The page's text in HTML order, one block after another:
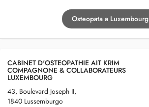
Osteopata a Luxembourg
CABINET D'OSTEOPATHIE AIT KRIM
COMPAGNONE & COLLABORATEURS
LUXEMBOURG
43, Boulevard Joseph II,
1840 Lussemburgo